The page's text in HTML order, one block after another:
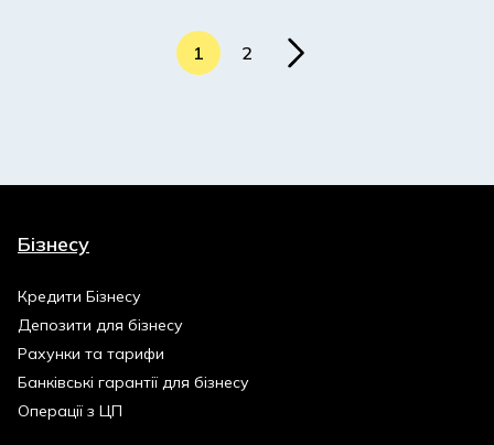
1 2
Бізнесу
Кредити Бізнесу
Депозити для бізнесу
Рахунки та тарифи
Банківські гарантії для бізнесу
Операції з ЦП